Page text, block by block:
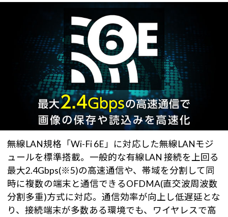
無線LAN規格「Wi-Fi 6E」に対応した無線LANモジ
ュールを標準搭載。一般的な有線LAN 接続を上回る
最大2.4Gbps(※5)の高速通信や、帯域を分割して同
時に複数の端末と通信できるOFDMA(直交波周波数
分割多重)方式に対応。通信効率が向上し低遅延とな
り、接続端末が多数ある環境でも、ワイヤレスで高